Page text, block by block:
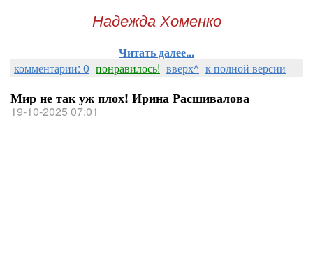
Надежда Хоменко
Читать далее...
комментарии: 0 понравилось! вверх^ к полной версии
Мир не так уж плох! Ирина Расшивалова
19-10-2025 07:01